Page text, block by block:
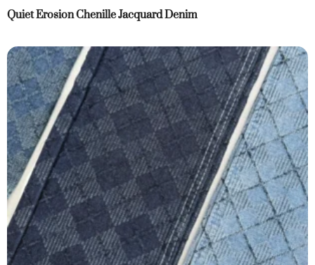
Quiet Erosion Chenille Jacquard Denim